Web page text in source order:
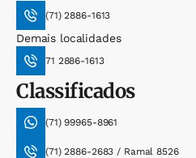
(71) 2886-1613
Demais localidades
71 2886-1613
Classificados
(71) 99965-8961
(71) 2886-2683 / Ramal 8526